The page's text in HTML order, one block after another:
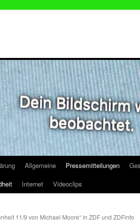
Allgemeine Pressemitteilungen
Internet Videoclips
11/9 von Michael Moore“ in ZDF und ZDFinfo